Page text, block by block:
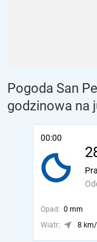
Pogoda San
godzinowa na
00:00
Opad: 0 mm
Wiatr:
8